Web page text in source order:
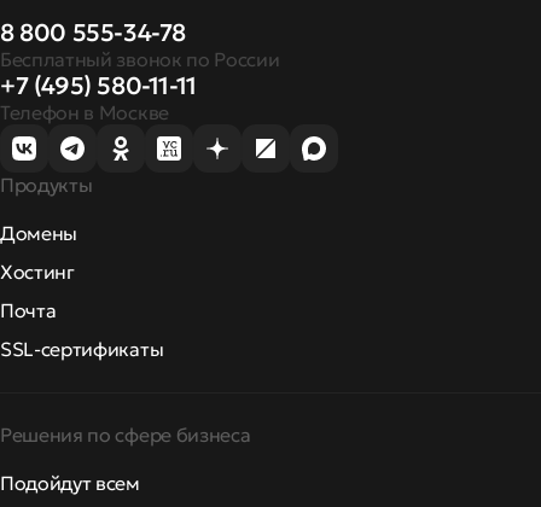
8 800 555-34-78
Бесплатный звонок по России
+7 (495) 580-11-11
Телефон в Москве
Продукты
Домены
Хостинг
Почта
SSL-сертификаты
Решения по сфере бизнеса
Подойдут всем